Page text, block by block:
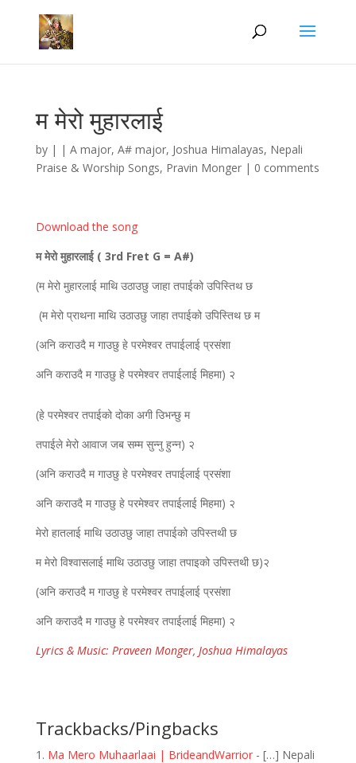
म मेरो मुहारलाई
by | | A major, A# major, Joshua Himalayas, Nepali
Praise & Worship Songs, Pravin Monger| 0 comments
Download the song
म मेरो मुहारलाई ( 3rd Fret G = A#)
(म मेरो मुहारलाई माथि उठाउछु जाहा तपाईको उपिस्तिथ छ
(म मेरो प्राथना माथि उठाउछु जाहा तपाईको उपिस्तिथ छ म
(अनि कराउदै म गाउछु हे परमेश्वर तपाईलाई प्रसंशा
अनि कराउदै म गाउछु हे परमेश्वर तपाईलाई मिहमा) २
(हे परमेश्वर तपाईको दोका अगी उिभन्छु म
तपाईले मेरो आवाज जब सम्म सुन्नु हुन्न) २
(अनि कराउदै म गाउछु हे परमेश्वर तपाईलाई प्रसंशा
अनि कराउदै म गाउछु हे परमेश्वर तपाईलाई मिहमा) २
मेरो हातलाई माथि उठाउछु जाहा तपाईको उपिस्तथी छ
म मेरो विश्वासलाई माथि उठाउछु जाहा तपाइको उपिस्तथी छ)२
(अनि कराउदै म गाउछु हे परमेश्वर तपाईलाई प्रसंशा
अनि कराउदै म गाउछु हे परमेश्वर तपाईलाई मिहमा) २
Lyrics & Music: Praveen Monger, Joshua Himalayas
Trackbacks/Pingbacks
Ma Mero Muhaarlaai | BrideandWarrior- […] Nepali